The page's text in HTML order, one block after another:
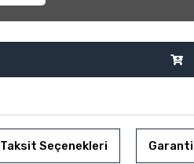
Taksit Seçenekleri